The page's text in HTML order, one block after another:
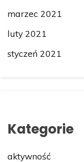
marzec 2021
luty 2021
styczeń 2021
Kategorie
aktywność